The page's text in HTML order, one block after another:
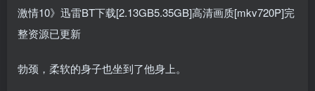
激情10》迅雷BT下载[2.13GB5.35GB]高清画质[mkv720P]完
整资源已更新
勃颈，柔软的身子也坐到了他身上。